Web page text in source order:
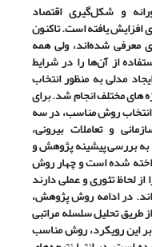
و شکلگیری اقتصاد
افزایش یافته است. تاکنون
معرفی شدهاند، ولی همه
از آنها را در شرایط
مدلی به منظور انتخاب
های مختلف انجام شد. برای
انتخاب روش مناسب، در سه
و تعاملات بیرونی،
بررسی پیشینه پژوهش و
شده است و چهار روش
لحاظ تئوری و عملی دارند
اند. در ادامه روش پژوهش،
طریق تحلیل سلسله مراتبی
بر این رویکرد، روش مناسب